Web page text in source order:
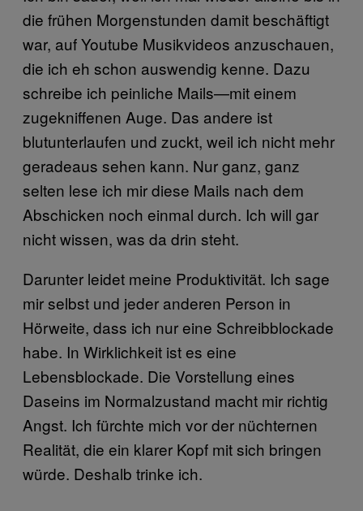
die frühen Morgenstunden damit beschäftigt
war, auf Youtube Musikvideos anzuschauen,
die ich eh schon auswendig kenne. Dazu
schreibe ich peinliche Mails—mit einem
zugekniffenen Auge. Das andere ist
blutunterlaufen und zuckt, weil ich nicht mehr
geradeaus sehen kann. Nur ganz, ganz
selten lese ich mir diese Mails nach dem
Abschicken noch einmal durch. Ich will gar
nicht wissen, was da drin steht.
Darunter leidet meine Produktivität. Ich sage
mir selbst und jeder anderen Person in
Hörweite, dass ich nur eine Schreibblockade
habe. In Wirklichkeit ist es eine
Lebensblockade. Die Vorstellung eines
Daseins im Normalzustand macht mir richtig
Angst. Ich fürchte mich vor der nüchternen
Realität, die ein klarer Kopf mit sich bringen
würde. Deshalb trinke ich.